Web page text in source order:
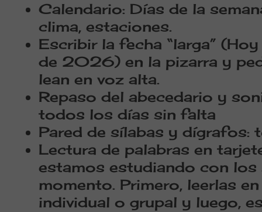
Calendario: Días de la
clima, estaciones.
Escribir la fecha “larga”
de 2026) en la pizarra y
lean en voz alta.
Repaso del abecedario y
todos los días sin falta
Pared de sílabas y dígrafos:
Lectura de palabras en
estamos estudiando con
momento. Primero, leerlas
individual o grupal y luego,